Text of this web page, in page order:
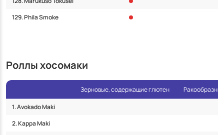
129. Phila Smoke
Роллы хосомаки
Зерновые, содержащие глютен
1. Avokado Maki
2. Kappa Maki